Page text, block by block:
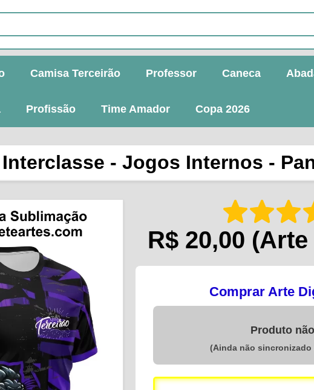
Camisa Terceirão Professor Caneca
Profissão Time Amador Copa 2026
- Jogos Internos -
R$ 20,00
Comprar Arte
Produto
(Ainda não sincronizado